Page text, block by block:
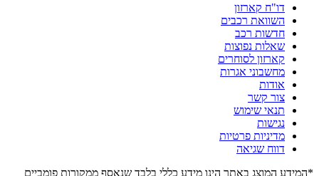
דו"ח קארזון
השוואת רכבים
חדשות רכב
שאלות נפוצות
קארזון לסוחרים
מחשבוני אגרות
אודות
צור קשר
תנאי שימוש
נגישות
מדיניות פרטיות
דווח שגיאה
*המידע המוצג באתר הינו מידע כללי בלבד שנאסף ממקורות פומביים